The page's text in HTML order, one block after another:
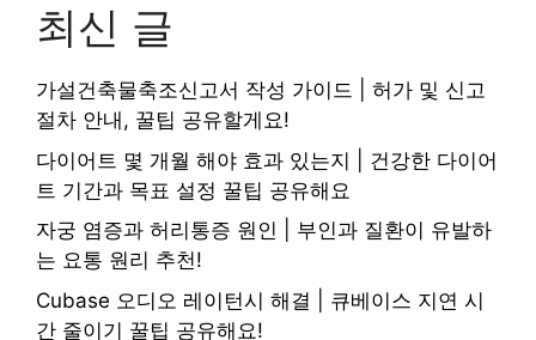
최신 글
가설건축물축조신고서 작성 가이드 | 허가 및 신고
절차 안내, 꿀팁 공유할게요!
다이어트 몇 개월 해야 효과 있는지 | 건강한 다이어
트 기간과 목표 설정 꿀팁 공유해요
자궁 염증과 허리통증 원인 | 부인과 질환이 유발하
는 요통 원리 추천!
Cubase 오디오 레이턴시 해결 | 큐베이스 지연 시
간 줄이기 꿀팁 공유해요!